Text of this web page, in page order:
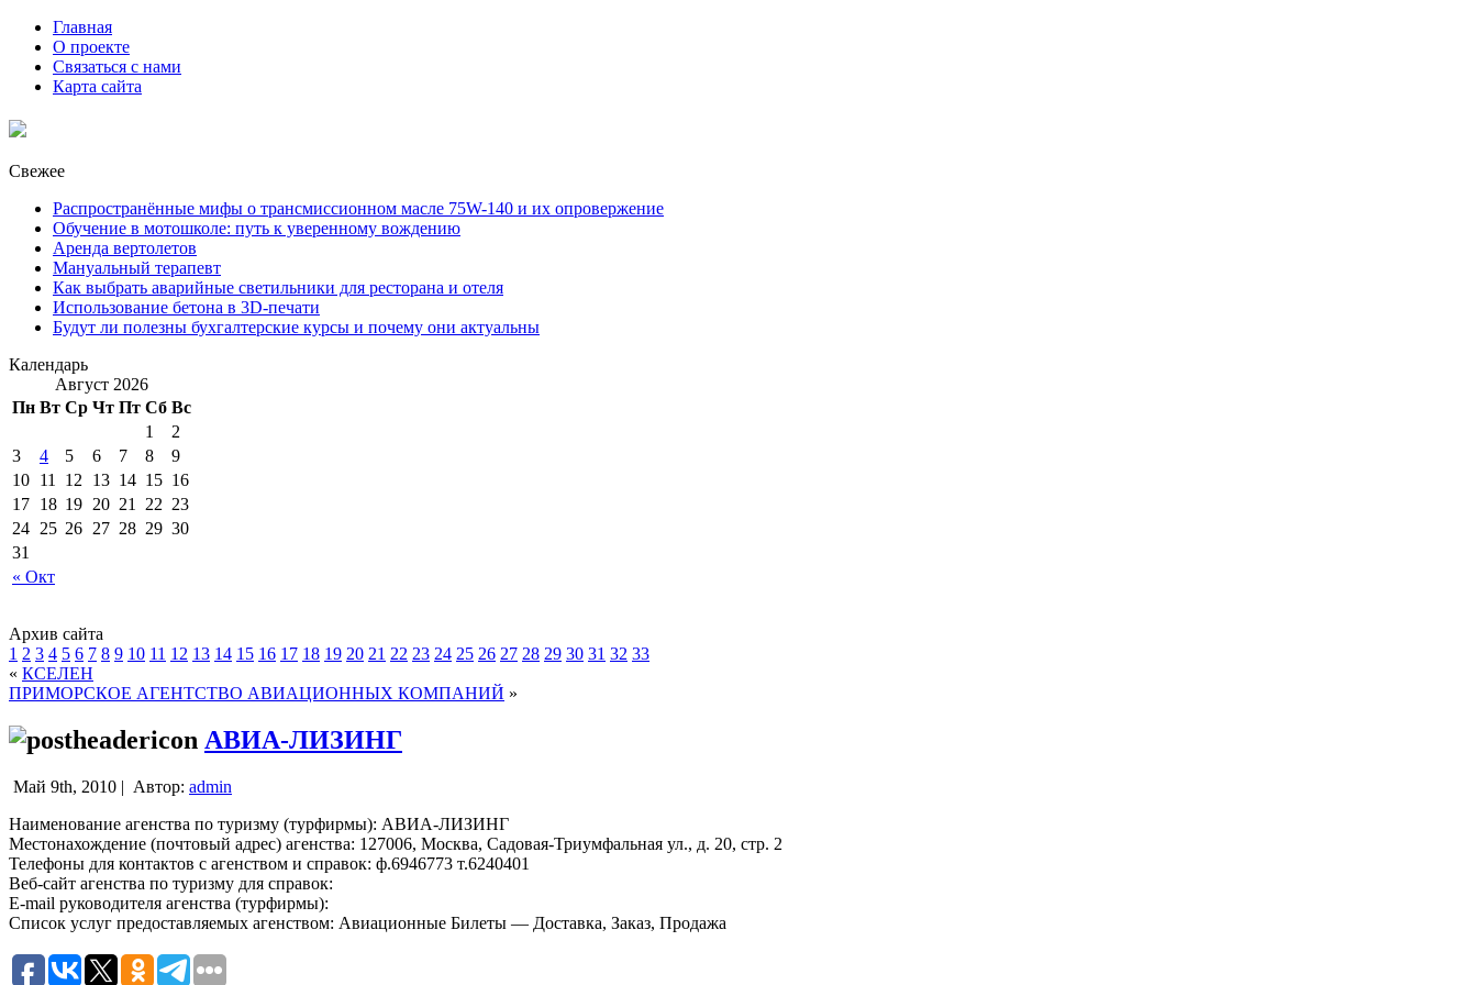
Главная
О проекте
Связаться с нами
Карта сайта
Свежее
Распространённые мифы о трансмиссионном масле 75W-140 и их опровержение
Обучение в мотошколе: путь к уверенному вождению
Аренда вертолетов
Мануальный терапевт
Как выбрать аварийные светильники для ресторана и отеля
Использование бетона в 3D-печати
Будут ли полезны бухгалтерские курсы и почему они актуальны
Календарь
Август 2026
Пн Вт Ср Чт Пт Сб Вс
« Окт
1
2
3
4 5 6 7 8
9
10 11 12 13 14 15 16
17 18 19 20 21 22 23
24 25 26 27 28 29 30
31
Архив сайта
1 2 3 4 5 6 7 8 9 10 11 12 13 14 15 16 17 18 19 20 21 22 23 24 25 26 27 28 29 30 31 32 33
« КСЕЛЕН
ПРИМОРСКОЕ АГЕНТСТВО АВИАЦИОННЫХ КОМПАНИЙ »
АВИА-ЛИЗИНГ
Май 9th, 2010 | Автор: admin
Наименование агенства по туризму (турфирмы): АВИА-ЛИЗИНГ
Местонахождение (почтовый адрес) агенства: 127006, Москва, Садовая-Триумфальная ул., д. 20, стр. 2
Телефоны для контактов с агенством и справок: ф.6946773 т.6240401
Веб-сайт агенства по туризму для справок:
E-mail руководителя агенства (турфирмы):
Список услуг предоставляемых агенством: Авиационные Билеты — Доставка, Заказ, Продажа